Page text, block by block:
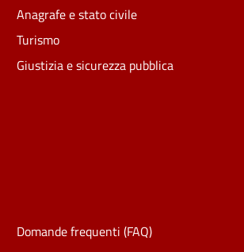
Anagrafe e stato civile
Turismo
Giustizia e sicurezza pubblica
Domande frequenti (FAQ)